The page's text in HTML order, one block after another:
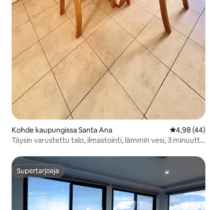
Kohde kaupungissa Santa Ana
4,98 (44)
Täysin varustettu talo, ilmastointi, lämmin vesi, 3 minuuttia
Supertarjoaja
Supertarjoaja